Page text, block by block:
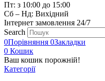
Пт: з 10:00 до 15:00
Сб – Нд: Вихідний
Інтернет замовлення 24/7
Search
0Порівняння 0Закладки
0 Кошик
Ваш кошик порожній!
Категорії